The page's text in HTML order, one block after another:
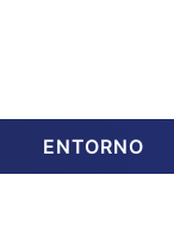
ENTORNO